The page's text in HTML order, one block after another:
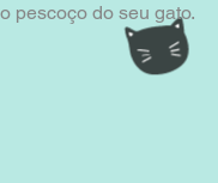
pescoço do seu gato.